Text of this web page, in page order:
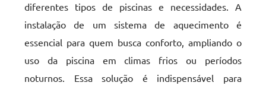
diferentes tipos de piscinas e necessidades. A
instalação de um sistema de aquecimento é
essencial para quem busca conforto, ampliando o
uso da piscina em climas frios ou períodos
noturnos. Essa solução é indispensável para